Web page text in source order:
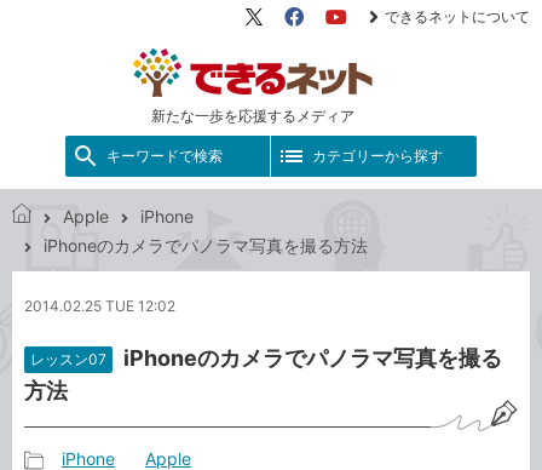
新たな一歩を応援するメディア
X（旧
FacebookYouTube
できるネットについて
キーワードで検索 カテゴリーから探す
で
ネ
ト
Apple
iPhone
iPhoneのカメラでパノラマ写真を撮る方法
2014.02.25 TUE 12:02
レッスン07
iPhoneのカメラでパノラマ写真を撮る
方法
iPhone Apple